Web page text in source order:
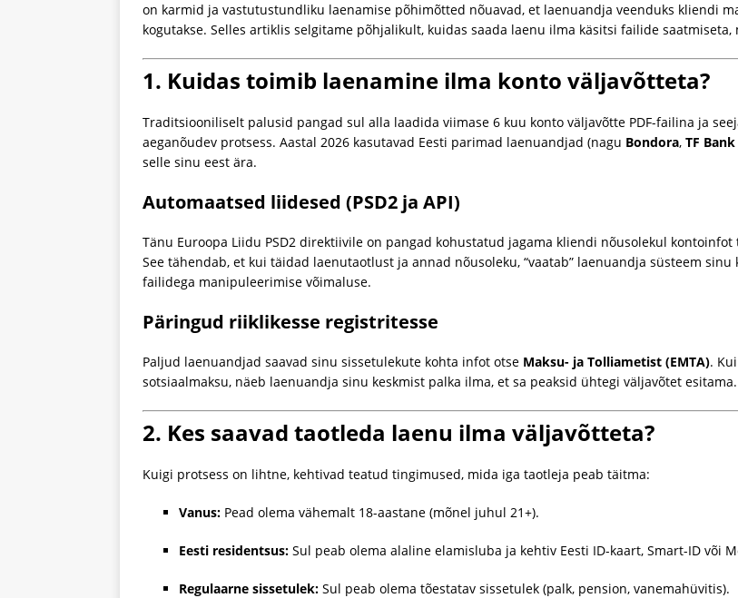
on karmid ja vastutustundliku laenamise põhimõtted nõuavad, et laenuandja veenduks kliendi
kogutakse. Selles artiklis selgitame põhjalikult, kuidas saada laenu ilma käsitsi failide
1. Kuidas toimib laenamine ilma konto väljavõtteta?
Traditsiooniliselt palusid pangad sul alla laadida viimase 6 kuu konto väljavõtte PDF-failina ja
aeganõudev protsess. Aastal 2026 kasutavad Eesti parimad laenuandjad (nagu Bondora, TF Bank
selle sinu eest ära.
Automaatsed liidesed (PSD2 ja API)
Tänu Euroopa Liidu PSD2 direktiivile on pangad kohustatud jagama kliendi nõusolekul
See tähendab, et kui täidad laenutaotlust ja annad nõusoleku, “vaatab” laenuandja süsteem
failidega manipuleerimise võimaluse.
Päringud riiklikesse registritesse
Paljud laenuandjad saavad sinu sissetulekute kohta infot otse Maksu- ja Tolliametist (EMTA).
sotsiaalmaksu, näeb laenuandja sinu keskmist palka ilma, et sa peaksid ühtegi väljavõtet esitama.
2. Kes saavad taotleda laenu ilma väljavõtteta?
Kuigi protsess on lihtne, kehtivad teatud tingimused, mida iga taotleja peab täitma:
Vanus: Pead olema vähemalt 18-aastane (mõnel juhul 21+).
Eesti residentsus: Sul peab olema alaline elamisluba ja kehtiv Eesti ID-kaart, Smart-ID või
Regulaarne sissetulek: Sul peab olema tõestatav sissetulek (palk, pension, vanemahüvitis).